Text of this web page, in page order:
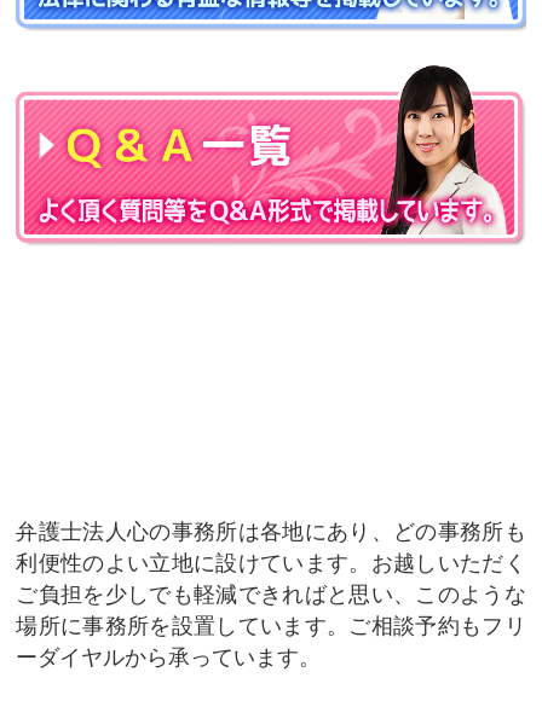
弁護士法人心の事務所は各地にあり、どの事務所も
利便性のよい立地に設けています。お越しいただく
ご負担を少しでも軽減できればと思い、このような
場所に事務所を設置しています。ご相談予約もフリ
ーダイヤルから承っています。